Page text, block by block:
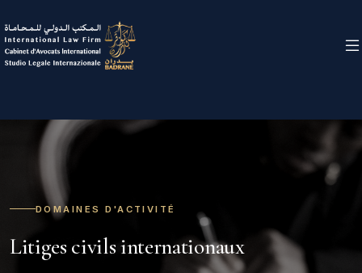
DOMAINES D'ACTIVITÉ
Litiges civils internationaux